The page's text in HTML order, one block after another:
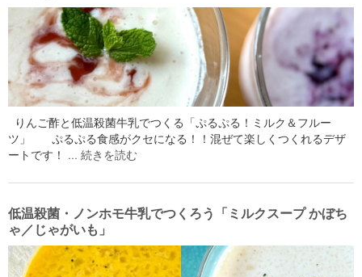
りんご酢と低温殺菌牛乳でつくる「ぷるぷる！ミルク＆フルー
ツ」 ぷるぷる食感がクセになる！！混ぜて楽しくつくれるデザ
ートです！ … 続きを読む
低温殺菌・ノンホモ牛乳でつくろう「ミルクスープ かぼち
ゃ／じゃがいも」